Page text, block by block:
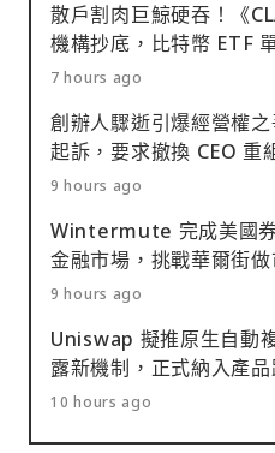
散戶割肉巨鯨硬吞！《
機構抄底，比特幣 ETF
7 hours ago
創辦人驟逝引爆經營權
起訴，要求撤換 CEO 重
9 hours ago
Wintermute 完成美國
金融市場，挑戰華爾街做
9 hours ago
Uniswap 擬推原生自動
露新機制，正式納入產
10 hours ago